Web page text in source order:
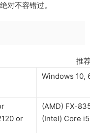
对不容错过。
推荐配
Windows 10,
or
(AMD) FX-
(Intel) Core